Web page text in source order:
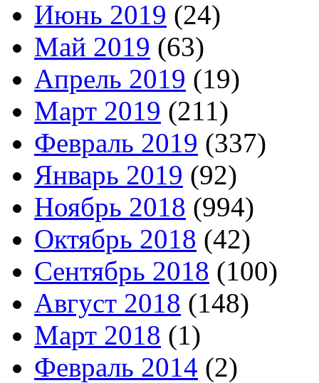
Июнь 2019 (24)
Май 2019 (63)
Апрель 2019 (19)
Март 2019 (211)
Февраль 2019 (337)
Январь 2019 (92)
Ноябрь 2018 (994)
Октябрь 2018 (42)
Сентябрь 2018 (100)
Август 2018 (148)
Март 2018 (1)
Февраль 2014 (2)